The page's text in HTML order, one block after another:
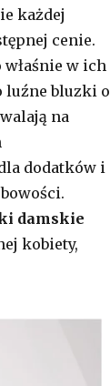
każdej
cenie.
właśnie w ich
luźne bluzki o
na
dodatków i
damskie
kobiety,